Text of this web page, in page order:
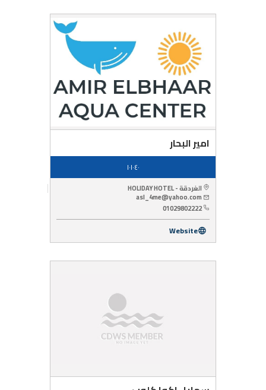
امير البحار
١٠١٠٤٠
الغردقة - HOLIDAY HOTEL
asl_4me@yahoo.com
01029802222
Website